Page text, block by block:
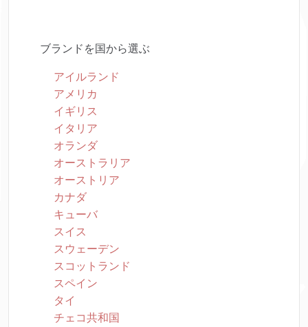
ブランドを国から選ぶ
アイルランド
アメリカ
イギリス
イタリア
オランダ
オーストラリア
オーストリア
カナダ
キューバ
スイス
スウェーデン
スコットランド
スペイン
タイ
チェコ共和国